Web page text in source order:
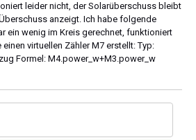
leider nicht, der Solarüberschuss bleibt
anzeigt. Ich habe folgende
ein wenig im Kreis gerechnet, funktioniert
virtuellen Zähler M7 erstellt: Typ:
Formel: M4.power_w+M3.power_w